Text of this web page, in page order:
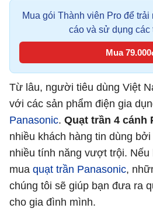
Mua gói Thành viên Pro để
cáo và sử dụng các
Mua
Từ lâu, người tiêu dùng Việt
với các sản phẩm điện gia
Panasonic. Quạt trần 4 cánh
nhiều khách hàng tin dùng
nhiều tính năng vượt trội. Nếu
mua quạt trần Panasonic,
chúng tôi sẽ giúp bạn đưa ra
cho gia đình mình.